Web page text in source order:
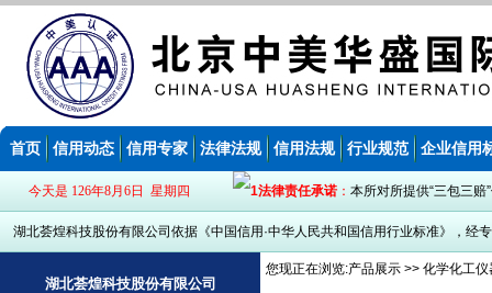
首页 信用动态 信用专家 法律法规 信用法规 行业规范 企业信用
今天是 126年8月6日 星期四 法律责任承诺 ： 本所对所提供“三包三
湖北荟煌科技股份有限公司依据《中国信用·中华人民共和国信用行业标准》，经
湖北荟煌科技股份有限公司
您现正在浏览:产品展示 >> 化学化工